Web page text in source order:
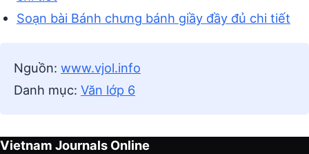
Soạn bài Bánh chưng bánh giầy đầy đủ chi tiết
Nguồn: www.vjol.info
Danh mục: Văn lớp 6
Vietnam Journals Online